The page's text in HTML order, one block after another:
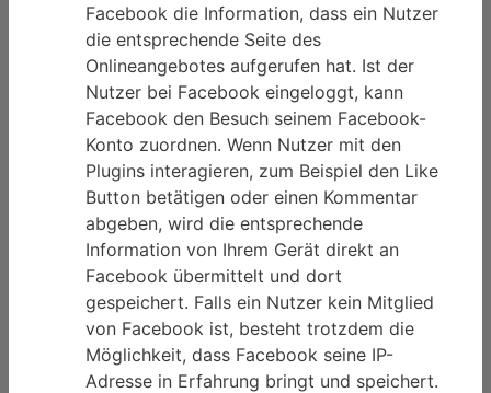
Facebook die Information, dass ein Nutzer
die entsprechende Seite des
Onlineangebotes aufgerufen hat. Ist der
Nutzer bei Facebook eingeloggt, kann
Facebook den Besuch seinem Facebook-
Konto zuordnen. Wenn Nutzer mit den
Plugins interagieren, zum Beispiel den Like
Button betätigen oder einen Kommentar
abgeben, wird die entsprechende
Information von Ihrem Gerät direkt an
Facebook übermittelt und dort
gespeichert. Falls ein Nutzer kein Mitglied
von Facebook ist, besteht trotzdem die
Möglichkeit, dass Facebook seine IP-
Adresse in Erfahrung bringt und speichert.